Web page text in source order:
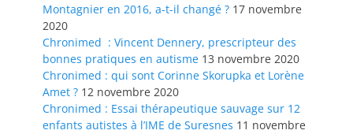
Montagnier en 2016, a-t-il changé ? 17 novembre
2020
Chronimed : Vincent Dennery, prescripteur des
bonnes pratiques en autisme 13 novembre 2020
Chronimed : qui sont Corinne Skorupka et Lorène
Amet ? 12 novembre 2020
Chronimed : Essai thérapeutique sauvage sur 12
enfants autistes à l’IME de Suresnes 11 novembre